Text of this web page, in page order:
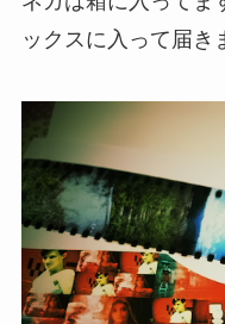
ックスに入って届き